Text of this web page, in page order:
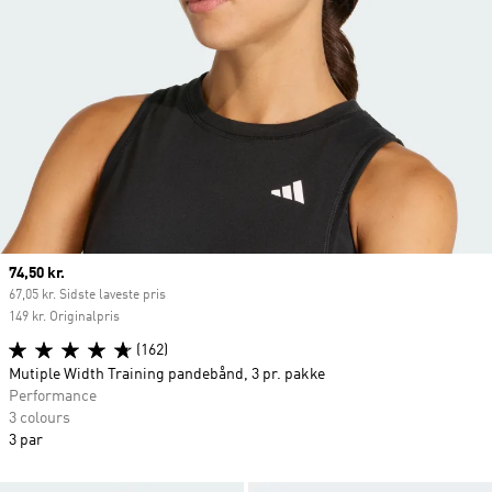
Current price
74,50 kr.
67,05 kr. Sidste laveste pris
149 kr. Originalpris
(162)
Mutiple Width Training pandebånd, 3 pr. pakke
Performance
3 colours
3 par